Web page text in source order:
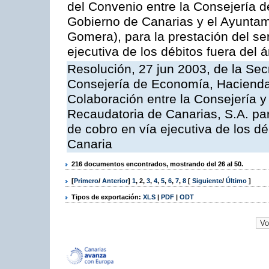
del Convenio entre la Consejería
Gobierno de Canarias y el
Gomera), para la prestación del
ejecutiva de los débitos fuera del
Resolución, 27 jun 2003, de la
Consejería de Economía,
Colaboración entre la Consejería
Recaudatoria de Canarias, S.A.
de cobro en vía ejecutiva de los
Canaria
216 documentos encontrados, mostrando del 26 al 50.
[Primero/ Anterior] 1, 2, 3, 4, 5, 6, 7, 8 [ Siguiente/ Último ]
Tipos de exportación: XLS | PDF | ODT